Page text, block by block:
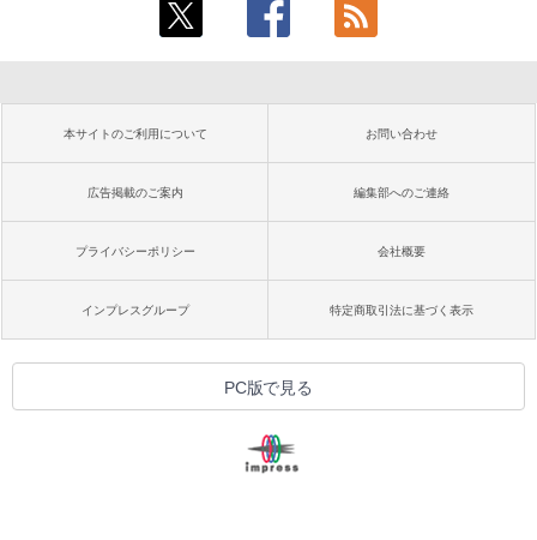
本サイトのご利用について お問い合わせ
広告掲載のご案内 編集部へのご連絡
プライバシーポリシー 会社概要
インプレスグループ 特定商取引法に基づく表示
PC版で見る